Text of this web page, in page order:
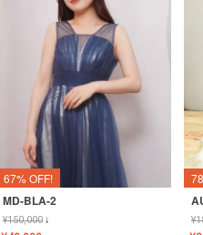
67% OFF!
MD-BLA-2
¥150,000↓ ¥